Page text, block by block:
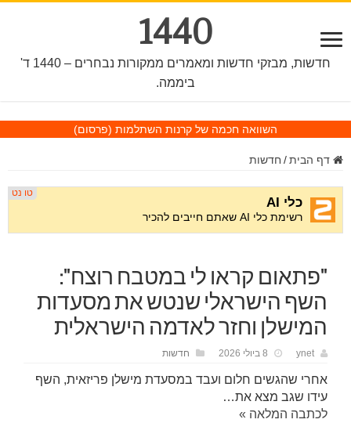
1440
חדשות, מבזקי חדשות ומאמרים ממקורות נבחרים – 1440 ד'
ביממה.
השוואה חכמה של קרנות השתלמות (פרסום)
דף הבית / חדשות
"פתאום קראו לי במטבח רוצח":
השף הישראלי שנטש את מסעדות
המישלן וחזר לאדמה הישראלית
ynet 8 ביולי 2026 חדשות
אחרי שהגשים חלום ועבד במסעדת מישלן פריזאית, השף
עידו שגב מצא את…
לכתבה המלאה »